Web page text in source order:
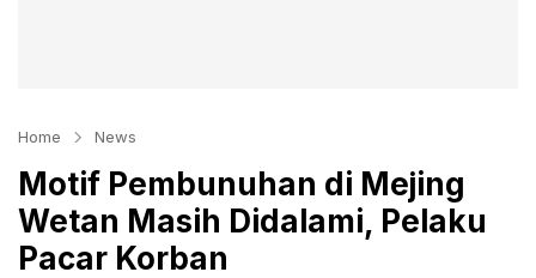
Home News
Motif Pembunuhan di Mejing
Wetan Masih Didalami, Pelaku
Pacar Korban